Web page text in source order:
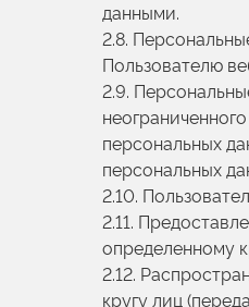
данными.
2.8.
Пользователю
2.9.
персональных
персональных
2.10.
2.11.
определенному
2.12.
кругу лиц